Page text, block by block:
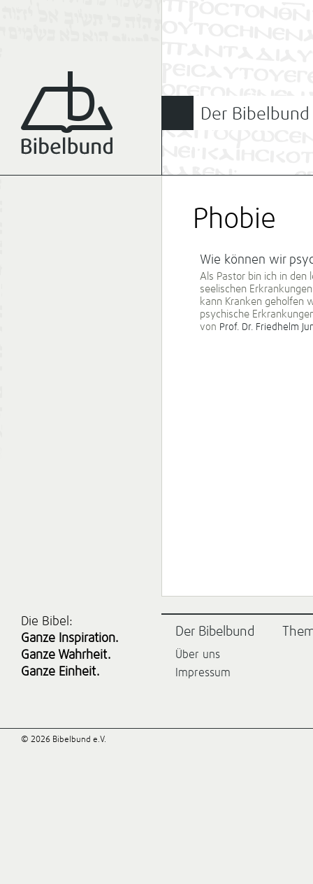
Der Bibelbund
Phobie
Wie können wir
Als Pastor bin ich in
seelischen
kann Kranken geholfen
psychische
von Prof. Dr. Friedhelm
Die Bibel:
Ganze Inspiration.
Ganze Wahrheit.
Ganze Einheit.
Der Bibelbund
Über uns
Impressum
© 2026 Bibelbund e.V.